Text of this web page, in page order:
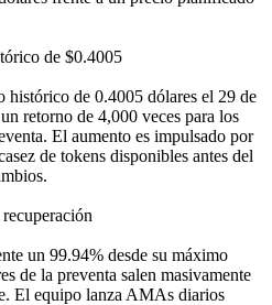
de $0.4005
de 0.4005 dólares el 29 de
retorno de 4,000 veces para los
El aumento es impulsado por
de tokens disponibles antes del
un 99.94% desde su máximo
de la preventa salen masivamente
El equipo lanza AMAs diarios